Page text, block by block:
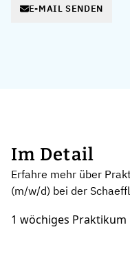
E-MAIL SENDEN
Im Detail
Erfahre mehr über
(m/w/d) bei der
1 wöchiges Praktikum